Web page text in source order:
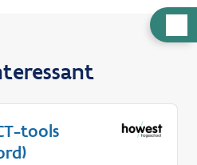
u
n
o
tools